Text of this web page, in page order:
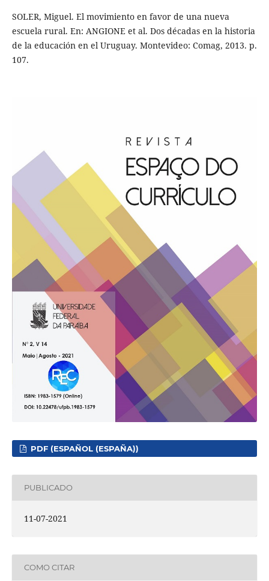
SOLER, Miguel. El movimiento en favor de una nueva
escuela rural. En: ANGIONE et al. Dos décadas en la historia
de la educación en el Uruguay. Montevideo: Comag, 2013. p.
107.
PDF (ESPAÑOL (ESPAÑA))
PUBLICADO
11-07-2021
COMO CITAR